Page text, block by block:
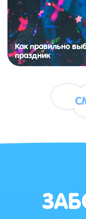
Как правильно
праздник